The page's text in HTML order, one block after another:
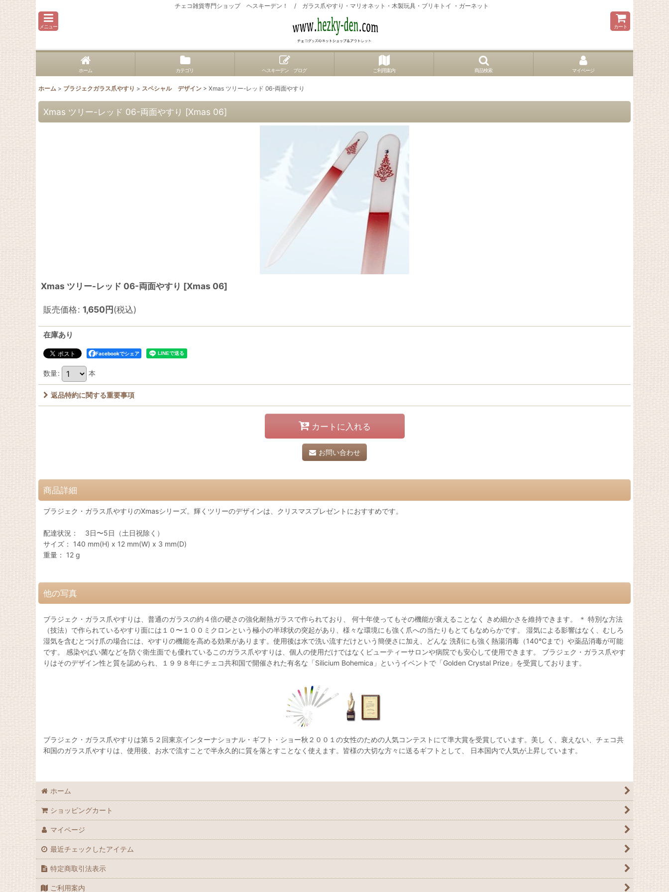
チェコ雑貨専門ショップ ヘスキーデン！ / ガラス爪やすり・マリオネット・木製玩具・ブリキトイ ・ガーネット
メニュー カート
ホーム カテゴリ ヘスキーデン ブログ ご利用案内 商品検索 マイページ
ホーム > ブラジェクガラス爪やすり > スペシャル デザイン > Xmas ツリー-レッド 06-両面やすり
Xmas ツリー-レッド 06-両面やすり [Xmas 06]
Xmas ツリー-レッド 06-両面やすり [Xmas 06]
販売価格: 1,650円(税込)
在庫あり
Facebookでシェア
数量: 本
返品特約に関する重要事項
カートに入れる
お問い合わせ
商品詳細
ブラジェク・ガラス爪やすりのXmasシリーズ。輝くツリーのデザインは、クリスマスプレゼントにおすすめです。
配達状況： 3日〜5日（土日祝除く）
サイズ： 140 mm(H) x 12 mm(W) x 3 mm(D)
重量： 12 g
他の写真
ブラジェク・ガラス爪やすりは、普通のガラスの約４倍の硬さの強化耐熱ガラスで作られており、 何十年使ってもその機能が衰えることなく きめ細かさを維持できます。 ＊ 特別な方法
（技法）で作られているやすり面には１０〜１００ミクロンという極小の半球状の突起があり、様々な環境にも強く爪への当たりもとてもなめらかです。 湿気による影響はなく、むしろ
湿気を含むとつけ爪の場合には、やすりの機能を高める効果があります。使用後は水で洗い流すだけという簡便さに加え、どんな 洗剤にも強く熱湯消毒（140℃まで）や薬品消毒が可能
です。 感染やばい菌などを防ぐ衛生面でも優れているこのガラス爪やすりは、個人の使用だけではなくビューティーサロンや病院でも安心して使用できます。 ブラジェク・ガラス爪やす
りはそのデザイン性と質を認められ、１９９８年にチェコ共和国で開催された有名な「Silicium Bohemica」というイベントで「Golden Crystal Prize」を受賞しております。
ブラジェク・ガラス爪やすりは第５２回東京インターナショナル・ギフト・ショー秋２００１の女性のための人気コンテストにて準大賞を受賞しています。美し く、衰えない、チェコ共
和国のガラス爪やすりは、使用後、お水で流すことで半永久的に質を落とすことなく使えます。皆様の大切な方々に送るギフトとして、 日本国内で人気が上昇しています。
ホーム
ショッピングカート
マイページ
最近チェックしたアイテム
特定商取引法表示
ご利用案内